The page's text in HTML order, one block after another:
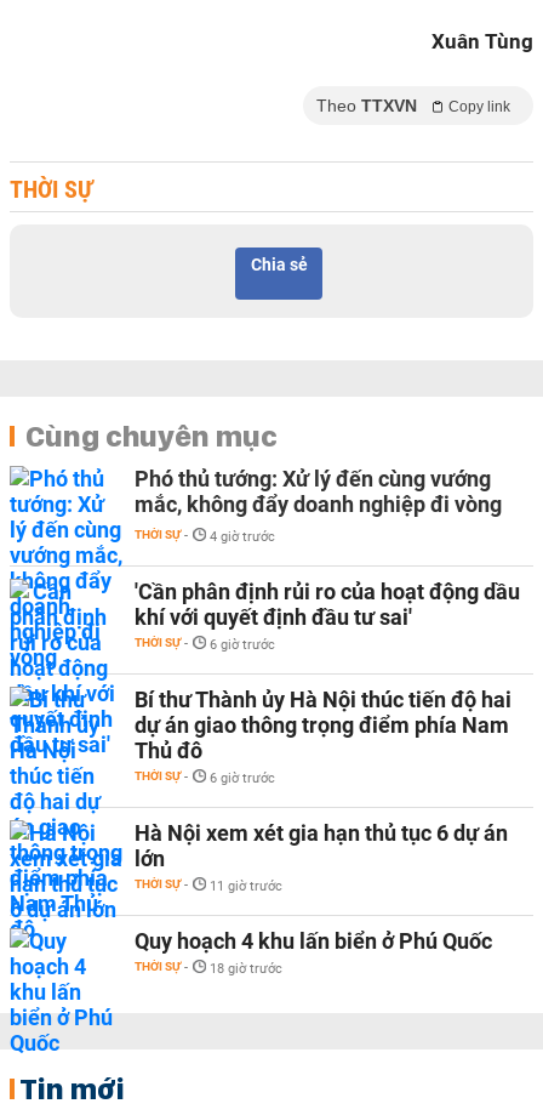
Xuân Tùng
Theo TTXVN Copy link
THỜI SỰ
Chia sẻ
Cùng chuyên mục
Phó thủ tướng: Xử lý đến cùng vướng
mắc, không đẩy doanh nghiệp đi vòng
THỜI SỰ - 4 giờ trước
'Cần phân định rủi ro của hoạt động dầu
khí với quyết định đầu tư sai'
THỜI SỰ - 6 giờ trước
Bí thư Thành ủy Hà Nội thúc tiến độ hai
dự án giao thông trọng điểm phía Nam
Thủ đô
THỜI SỰ - 6 giờ trước
Hà Nội xem xét gia hạn thủ tục 6 dự án
lớn
THỜI SỰ - 11 giờ trước
Quy hoạch 4 khu lấn biển ở Phú Quốc
THỜI SỰ - 18 giờ trước
Tin mới